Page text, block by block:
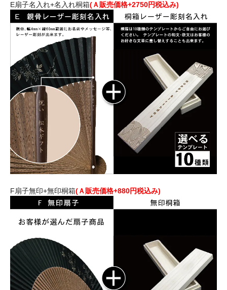
E扇子名入れ+名入れ桐箱(Ａ販売価格+2750円税込み)
F扇子無印+無印桐箱(Ａ販売価格+880円税込み)